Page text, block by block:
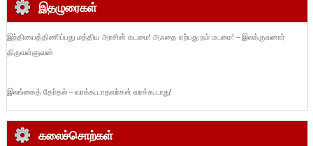
இதழுரைகள்
இந்தியைத்திணிப்பது மத்திய அரசின் கடமை! அஃதை ஏற்பது நம் மடமை! – இலக்குவனார்
திருவள்ளுவன்
இலங்கைத் தேர்தல் – வரக்கூடாதவர்கள் வரக்கூடாது!
கலைச்சொற்கள்